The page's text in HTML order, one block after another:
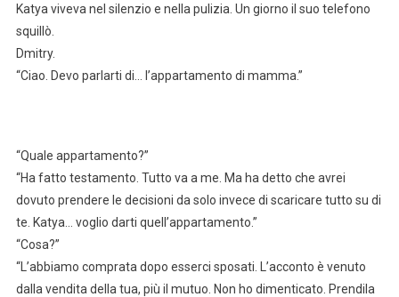
Katya viveva nel silenzio e nella pulizia. Un giorno il suo telefono
squillò.
Dmitry.
“Ciao. Devo parlarti di… l’appartamento di mamma.”
“Quale appartamento?”
“Ha fatto testamento. Tutto va a me. Ma ha detto che avrei
dovuto prendere le decisioni da solo invece di scaricare tutto su di
te. Katya… voglio darti quell’appartamento.”
“Cosa?”
“L’abbiamo comprata dopo esserci sposati. L’acconto è venuto
dalla vendita della tua, più il mutuo. Non ho dimenticato. Prendila